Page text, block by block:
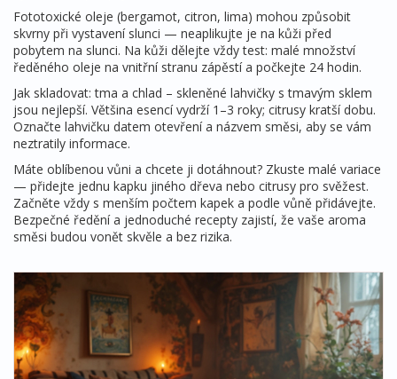
Fototoxické oleje (bergamot, citron, lima) mohou způsobit
skvrny při vystavení slunci — neaplikujte je na kůži před
pobytem na slunci. Na kůži dělejte vždy test: malé množství
ředěného oleje na vnitřní stranu zápěstí a počkejte 24 hodin.
Jak skladovat: tma a chlad – skleněné lahvičky s tmavým sklem
jsou nejlepší. Většina esencí vydrží 1–3 roky; citrusy kratší dobu.
Označte lahvičku datem otevření a názvem směsi, aby se vám
neztratily informace.
Máte oblíbenou vůni a chcete ji dotáhnout? Zkuste malé variace
— přidejte jednu kapku jiného dřeva nebo citrusy pro svěžest.
Začněte vždy s menším počtem kapek a podle vůně přidávejte.
Bezpečné ředění a jednoduché recepty zajistí, že vaše aroma
směsi budou vonět skvěle a bez rizika.